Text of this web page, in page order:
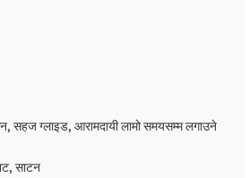
सहज ग्लाइड, आरामदायी लामो समयसम्म लगाउने
साटन